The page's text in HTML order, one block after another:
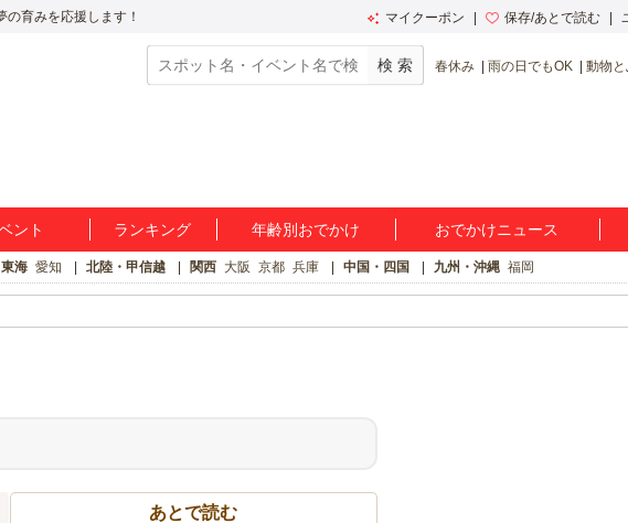
育みを応援します！ マイクーポン 保存/あとで読む
春休み 雨の日でもOK 動物と
ント ランキング 年齢別おでかけ おでかけニュース
東海 愛知 北陸・甲信越 関西 大阪 京都 兵庫 中国・四国 九州・沖縄 福岡
あとで読む